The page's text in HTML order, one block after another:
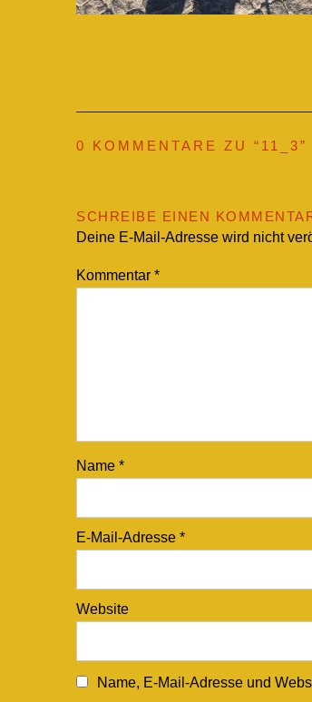
0 KOMMENTARE ZU “ 11_3”
SCHREIBE EINEN
Deine E-Mail-Adresse wird nicht
Kommentar *
Name *
E-Mail-Adresse *
Website
Name, E-Mail-Adresse und